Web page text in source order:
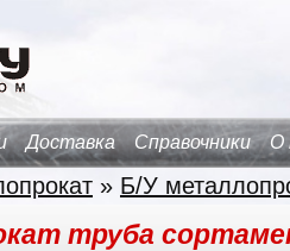
Доставка Справочники О
» Б/У
труба